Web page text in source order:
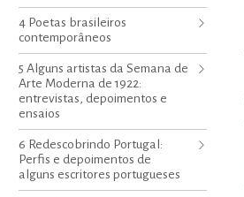
4 Poetas brasileiros
contemporâneos
5 Alguns artistas da Semana de
Arte Moderna de 1922:
entrevistas, depoimentos e
ensaios
6 Redescobrindo Portugal:
Perfis e depoimentos de
alguns escritores portugueses